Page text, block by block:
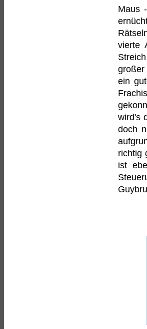
Maus
vierte
ein
wird's
doch
richtig
ist